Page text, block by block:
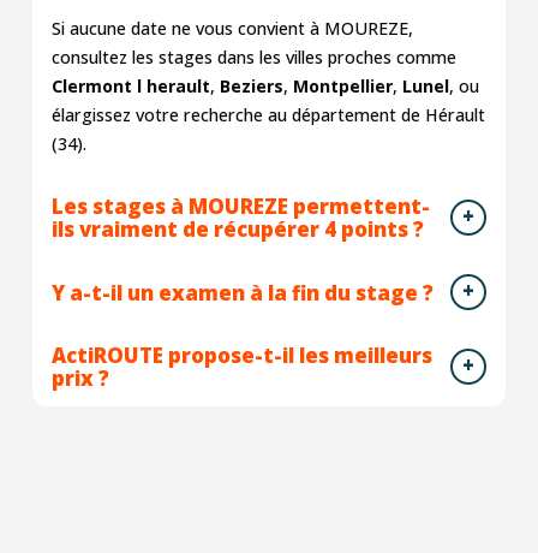
Si aucune date ne vous convient à MOUREZE,
consultez les stages dans les villes proches comme
Clermont l herault, Beziers, Montpellier, Lunel, ou
élargissez votre recherche au département de Hérault
(34).
Les stages à MOUREZE permettent-
ils vraiment de récupérer 4 points ?
Y a-t-il un examen à la fin du stage ?
ActiROUTE propose-t-il les meilleurs
prix ?